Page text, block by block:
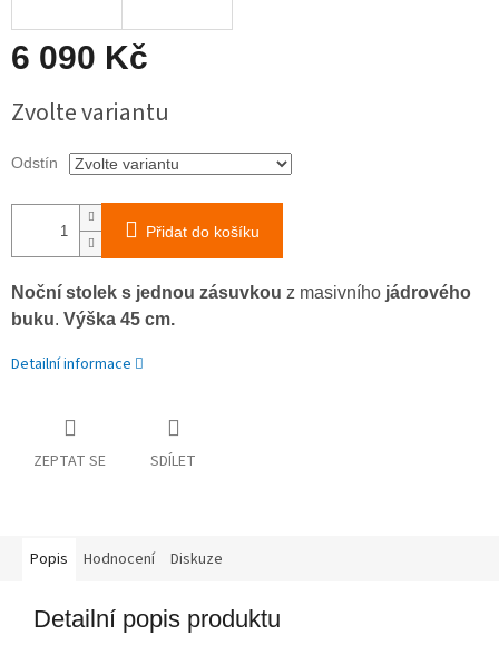
6 090 Kč
cena:
Zvolte variantu
Odstín
Přidat do košíku
Noční stolek s jednou zásuvkou z masivního jádrového
buku. Výška 45 cm.
Detailní informace
ZEPTAT SE SDÍLET
Popis Hodnocení Diskuze
Detailní popis produktu